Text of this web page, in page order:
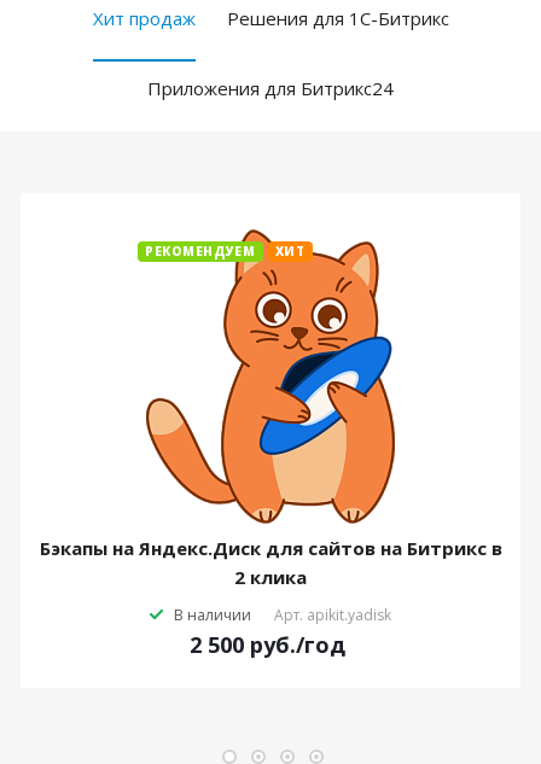
Хит продаж Решения для 1С-Битрикс
Приложения для Битрикс24
РЕКОМЕНДУЕМ ХИТ
Бэкапы на Яндекс.Диск для сайтов на Битрикс в
2 клика
В наличии Арт. apikit.yadisk
2 500 руб./год